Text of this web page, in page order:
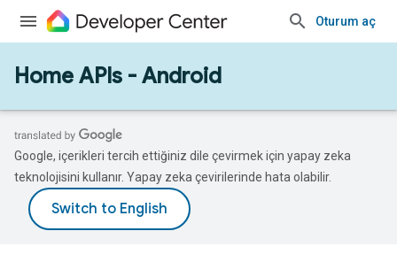
Oturum aç
Home APIs - Android
Google, içerikleri tercih ettiğiniz dile çevirmek için yapay zeka
teknolojisini kullanır. Yapay zeka çevirilerinde hata olabilir.